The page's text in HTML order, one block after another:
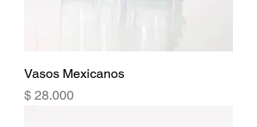
Vasos Mexicanos
Precio
$ 28.000